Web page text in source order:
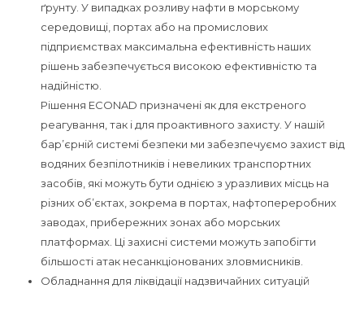
ґрунту. У випадках розливу нафти в морському
середовищі, портах або на промислових
підприємствах максимальна ефективність наших
рішень забезпечується високою ефективністю та
надійністю.
Рішення ECONAD призначені як для екстреного
реагування, так і для проактивного захисту. У нашій
бар’єрній системі безпеки ми забезпечуємо захист від
водяних безпілотників і невеликих транспортних
засобів, які можуть бути однією з уразливих місць на
різних об’єктах, зокрема в портах, нафтопереробних
заводах, прибережних зонах або морських
платформах. Ці захисні системи можуть запобігти
більшості атак несанкціонованих зловмисників.
Обладнання для ліквідації надзвичайних ситуацій